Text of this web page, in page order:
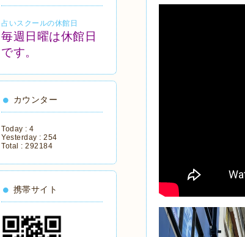
占いスクールの休館日
毎週日曜は休館日
です。
カウンター
Today : 4
Yesterday : 254
Total : 292184
携帯サイト